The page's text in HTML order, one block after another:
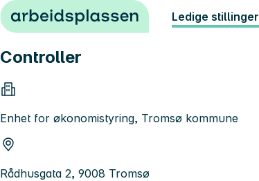
Hopp til innhold Ledige stillinger
Controller
Enhet for økonomistyring, Tromsø kommune
Rådhusgata 2, 9008 Tromsø